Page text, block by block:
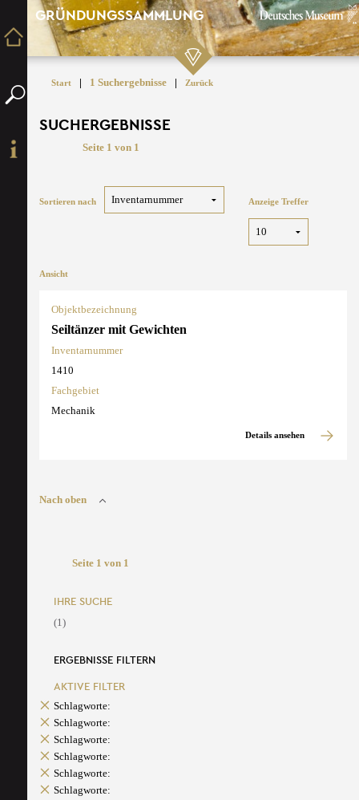
GRÜNDUNGSSAMMLUNG
Start | 1 Suchergebnisse | Zurück
SUCHERGEBNISSE
Seite 1 von 1
Sortieren nach Anzeige Treffer
Ansicht
Objektbezeichnung
Seiltänzer mit Gewichten
Inventarnummer
1410
Fachgebiet
Mechanik
Details ansehen
Nach oben
Seite 1 von 1
IHRE SUCHE
(1)
ERGEBNISSE FILTERN
AKTIVE FILTER
Schlagworte:
Schlagworte:
Schlagworte:
Schlagworte:
Schlagworte:
Schlagworte: